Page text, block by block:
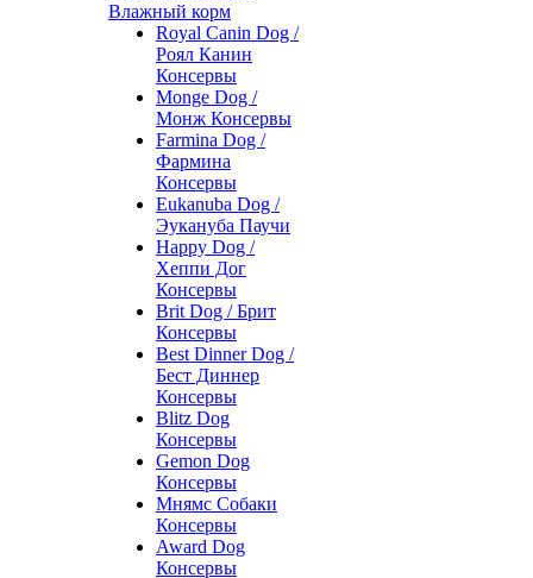
Влажный корм
Royal Canin Dog /
Роял Канин
Консервы
Monge Dog /
Монж Консервы
Farmina Dog /
Фармина
Консервы
Eukanuba Dog /
Эукануба Паучи
Happy Dog /
Хеппи Дог
Консервы
Brit Dog / Брит
Консервы
Best Dinner Dog /
Бест Диннер
Консервы
Blitz Dog
Консервы
Gemon Dog
Консервы
Мнямс Собаки
Консервы
Award Dog
Консервы